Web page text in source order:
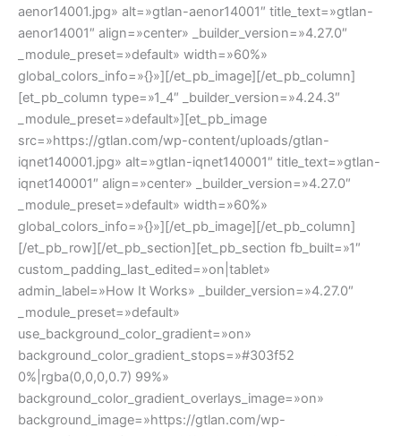
aenor14001.jpg» alt=»gtlan-aenor14001″ title_text=»gtlan-
aenor14001″ align=»center» _builder_version=»4.27.0″
_module_preset=»default» width=»60%»
global_colors_info=»{}»][/et_pb_image][/et_pb_column]
[et_pb_column type=»1_4″ _builder_version=»4.24.3″
_module_preset=»default»][et_pb_image
src=»https://gtlan.com/wp-content/uploads/gtlan-
iqnet140001.jpg» alt=»gtlan-iqnet140001″ title_text=»gtlan-
iqnet140001″ align=»center» _builder_version=»4.27.0″
_module_preset=»default» width=»60%»
global_colors_info=»{}»][/et_pb_image][/et_pb_column]
[/et_pb_row][/et_pb_section][et_pb_section fb_built=»1″
custom_padding_last_edited=»on|tablet»
admin_label=»How It Works» _builder_version=»4.27.0″
_module_preset=»default»
use_background_color_gradient=»on»
background_color_gradient_stops=»#303f52
0%|rgba(0,0,0,0.7) 99%»
background_color_gradient_overlays_image=»on»
background_image=»https://gtlan.com/wp-